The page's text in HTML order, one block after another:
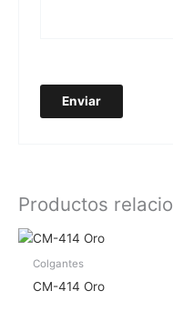
Productos
Colgantes
CM-414 Oro